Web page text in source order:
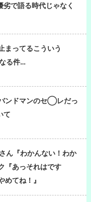
で語る時代じゃなく
まってるこういう
る件…
ンドマンのセ◯レだっ
て
ん『わかんない！わか
『あっそれはです
めてね！』